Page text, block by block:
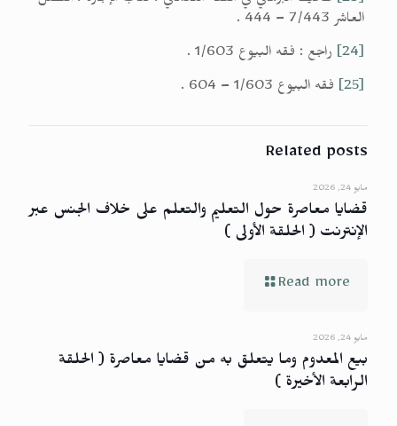
العاشر 7/443 – 444 .
[24]
راجع : فقه البيوع 1/603 .
[25]
فقه البيوع 1/603 – 604 .
Related posts
مايو 24, 2026
قضايا معاصرة حول التعليم والتعلم على خلاف الجنس عبر
الإنترنت ( الحلقة الأولى )
Read more
مايو 24, 2026
بيع المعدوم وما يتعلق به من قضايا معاصرة ( الحلقة
الرابعة الأخيرة )